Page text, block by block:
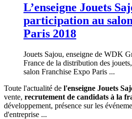
L’enseigne Jouets
participation au
Paris 2018
Jouets Sajou, enseigne de WDK
France de la distribution des
salon Franchise Expo Paris ...
Toute l'actualité de l'enseigne Jouets
vente, recrutement de candidats à la
développement, présence sur les
d'entreprise ...